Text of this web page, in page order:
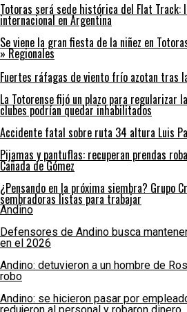
Totoras será sede histórica del Flat Track:
internacional en Argentina
Se viene la gran fiesta de la niñez en
» Regionales
Fuertes ráfagas de viento frío azotan tras
La Totorense fijó un plazo para regularizar
clubes podrían quedar inhabilitados
Accidente fatal sobre ruta 34 altura Luis
Pijamas y pantuflas: recuperan prendas
Cañada de Gómez
¿Pensando en la próxima siembra? Grupo
sembradoras listas para trabajar
Andino
Defensores de Andino busca
en el 2026
Andino: detuvieron a un hombre de
robo
Andino: se hicieron pasar por